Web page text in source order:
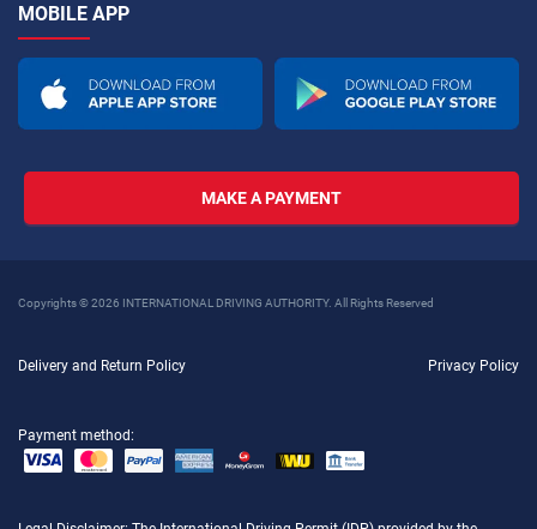
MOBILE APP
MAKE A PAYMENT
Copyrights © 2026 INTERNATIONAL DRIVING AUTHORITY. All Rights Reserved
Delivery and Return Policy Privacy Policy
Payment method: